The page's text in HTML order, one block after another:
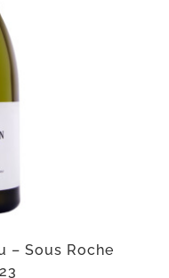
– Sous Roche